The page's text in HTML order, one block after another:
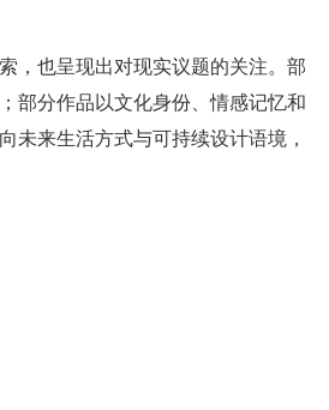
，也呈现出对现实议题的关注。部
部分作品以文化身份、情感记忆和
未来生活方式与可持续设计语境，